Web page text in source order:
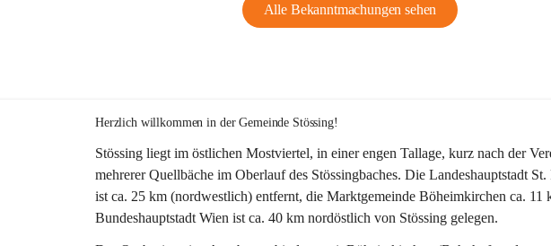
Alle Bekanntmachungen sehen
Herzlich willkommen in der Gemeinde Stössing!
Stössing liegt im östlichen Mostviertel, in einer engen Tallage, kurz nach der
mehrerer Quellbäche im Oberlauf des Stössingbaches. Die Landeshauptstadt
ist ca. 25 km (nordwestlich) entfernt, die Marktgemeinde Böheimkirchen ca.
Bundeshauptstadt Wien ist ca. 40 km nordöstlich von Stössing gelegen.